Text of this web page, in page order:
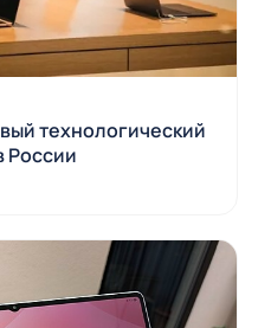
технологический
России